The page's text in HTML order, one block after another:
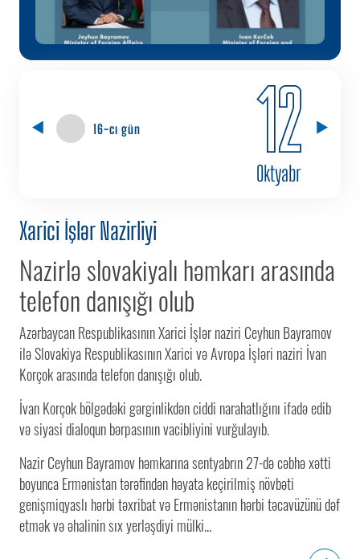
16-cı gün 12
Oktyabr
Xarici İşlər Nazirliyi
Nazirlə slovakiyalı həmkarı arasında
telefon danışığı olub
Azərbaycan Respublikasının Xarici İşlər naziri Ceyhun Bayramov
ilə Slovakiya Respublikasının Xarici və Avropa İşləri naziri İvan
Korçok arasında telefon danışığı olub.
İvan Korçok bölgədəki gərginlikdən ciddi narahatlığını ifadə edib
və siyasi dialoqun bərpasının vacibliyini vurğulayıb.
Nazir Ceyhun Bayramov həmkarına sentyabrın 27-də cəbhə xətti
boyunca Ermənistan tərəfindən həyata keçirilmiş növbəti
genişmiqyaslı hərbi təxribat və Ermənistanın hərbi təcavüzünü dəf
etmək və əhalinin sıx yerləşdiyi mülki...